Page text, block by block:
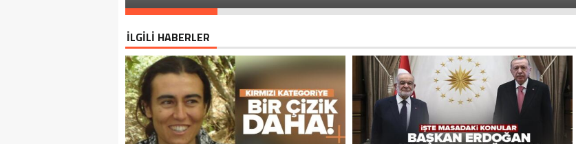
İLGİLİ HABERLER